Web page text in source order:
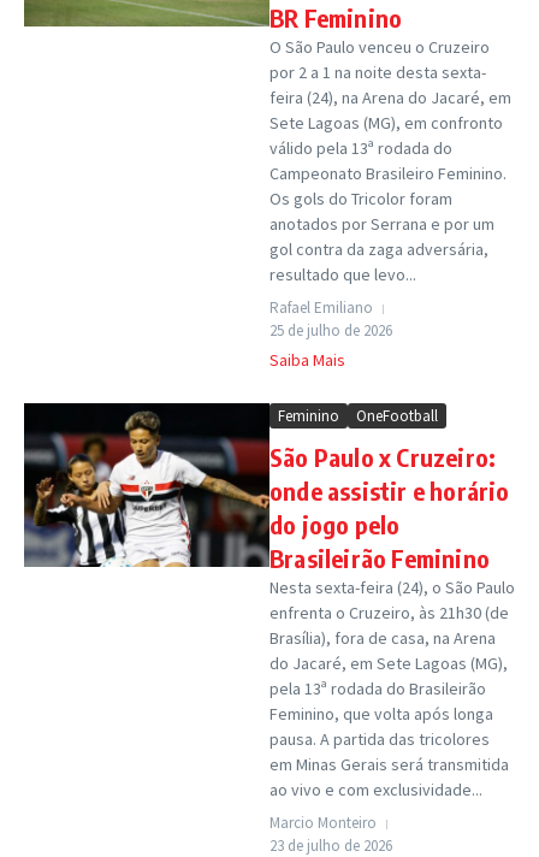
BR Feminino
O São Paulo venceu o Cruzeiro
por 2 a 1 na noite desta sexta-
feira (24), na Arena do Jacaré, em
Sete Lagoas (MG), em confronto
válido pela 13ª rodada do
Campeonato Brasileiro Feminino.
Os gols do Tricolor foram
anotados por Serrana e por um
gol contra da zaga adversária,
resultado que levo...
Rafael Emiliano
25 de julho de 2026
Saiba Mais
Feminino OneFootball
São Paulo x Cruzeiro:
onde assistir e horário
do jogo pelo
Brasileirão Feminino
Nesta sexta-feira (24), o São Paulo
enfrenta o Cruzeiro, às 21h30 (de
Brasília), fora de casa, na Arena
do Jacaré, em Sete Lagoas (MG),
pela 13ª rodada do Brasileirão
Feminino, que volta após longa
pausa. A partida das tricolores
em Minas Gerais será transmitida
ao vivo e com exclusividade...
Marcio Monteiro
23 de julho de 2026